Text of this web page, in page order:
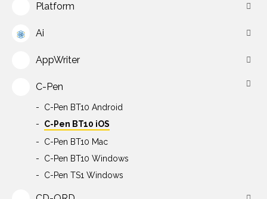
Platform
Ai
AppWriter
C-Pen
C-Pen BT10 Android
C-Pen BT10 iOS
C-Pen BT10 Mac
C-Pen BT10 Windows
C-Pen TS1 Windows